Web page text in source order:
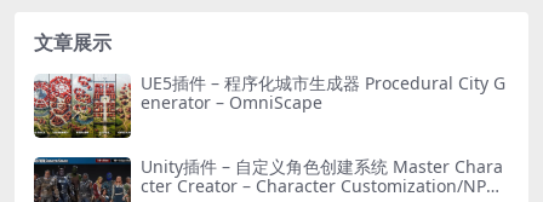
文章展示
UE5插件 – 程序化城市生成器 Procedural City G
enerator – OmniScape
Unity插件 – 自定义角色创建系统 Master Chara
cter Creator – Character Customization/NPC